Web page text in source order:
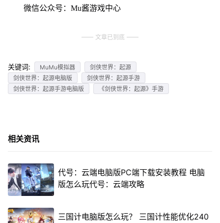
微信公众号：Mu酱游戏中心
文章已到底
关键词: MuMu模拟器
剑侠世界：起源
剑侠世界：起源电脑版
剑侠世界：起源手游
剑侠世界：起源手游电脑版
《剑侠世界：起源》手游
相关资讯
代号：云端电脑版PC端下载安装教程 电脑
版怎么玩代号：云端攻略
三国计电脑版怎么玩？ 三国计性能优化240